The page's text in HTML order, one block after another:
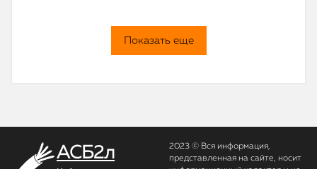
Показать еще
АСБ2л
2023 © Вся информация,
представленная на сайте, носит